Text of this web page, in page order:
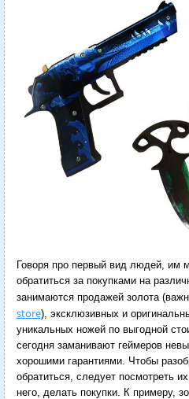
Говоря про первый вид людей, им
обратиться за покупками на
занимаются продажей золота
store), эксклюзивных и
уникальных ножей по выгодной
сегодня заманивают геймеров
хорошими гарантиями. Чтобы
обратиться, следует посмотреть
него, делать покупки. К примеру,